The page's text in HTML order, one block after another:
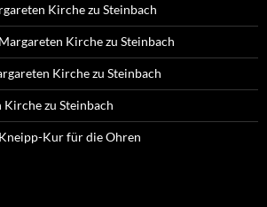
Kirche zu Steinbach
Margareten Kirche zu Steinbach
Kirche zu Steinbach
Kirche zu Steinbach
Kneipp-Kur für die Ohren